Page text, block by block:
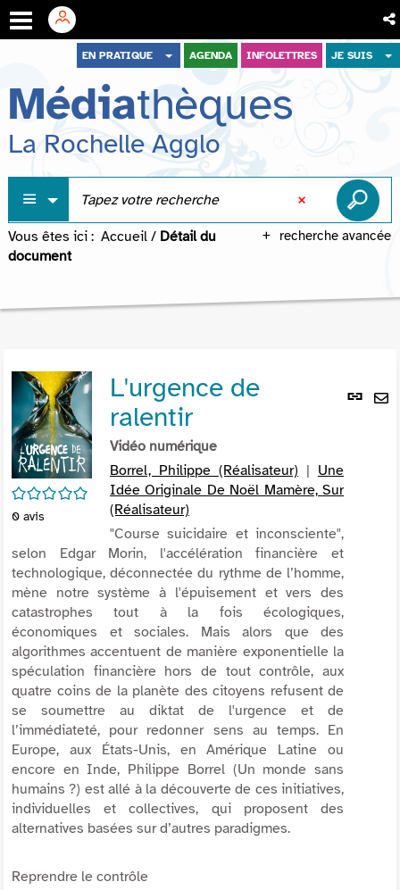
menu
contenu
recherche
EN PRATIQUE AGENDA INFOLETTRES JE SUIS
Médiathèques
La Rochelle Agglo
recherche avancée
Vous êtes ici : Accueil / Détail du
document
Lien
/5
0 avis
L'urgence de
ralentir
Vidéo numérique
Borrel, Philippe (Réalisateur) | Une
Idée Originale De Noël Mamère, Sur
(Réalisateur)
"Course suicidaire et inconsciente",
selon Edgar Morin, l'accélération financière et
technologique, déconnectée du rythme de l’homme,
mène notre système à l'épuisement et vers des
catastrophes tout à la fois écologiques,
économiques et sociales. Mais alors que des
algorithmes accentuent de manière exponentielle la
spéculation financière hors de tout contrôle, aux
quatre coins de la planète des citoyens refusent de
se soumettre au diktat de l'urgence et de
l’immédiateté, pour redonner sens au temps. En
Europe, aux États-Unis, en Amérique Latine ou
encore en Inde, Philippe Borrel (Un monde sans
humains ?) est allé à la découverte de ces initiatives,
individuelles et collectives, qui proposent des
alternatives basées sur d’autres paradigmes.
Reprendre le contrôle